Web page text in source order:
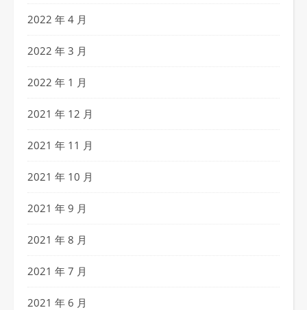
2022 年 4 月
2022 年 3 月
2022 年 1 月
2021 年 12 月
2021 年 11 月
2021 年 10 月
2021 年 9 月
2021 年 8 月
2021 年 7 月
2021 年 6 月